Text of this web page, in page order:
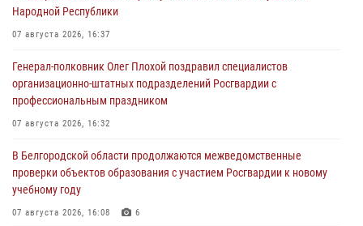
Народной Республики
07 августа 2026, 16:37
Генерал-полковник Олег Плохой поздравил специалистов
организационно-штатных подразделений Росгвардии с
профессиональным праздником
07 августа 2026, 16:32
В Белгородской области продолжаются межведомственные
проверки объектов образования с участием Росгвардии к новому
учебному году
07 августа 2026, 16:08 6